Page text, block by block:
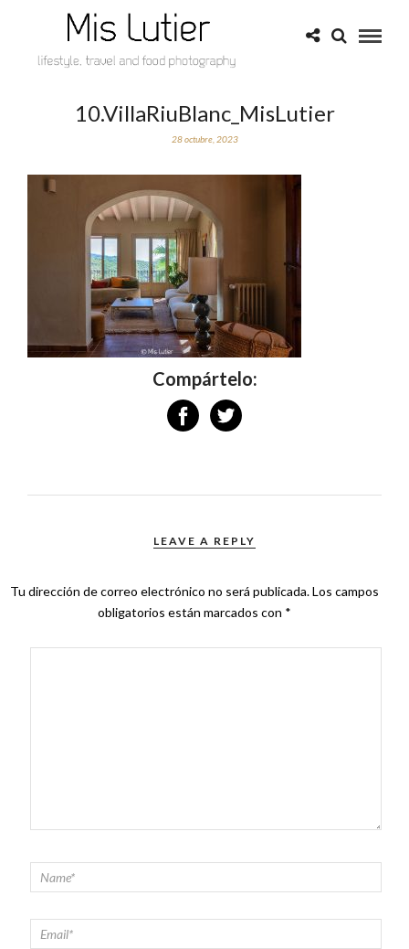
10.VillaRiuBlanc_MisLutier
28 octubre, 2023
Compártelo:
LEAVE A REPLY
Tu dirección de correo electrónico no será publicada.Los campos
obligatorios están marcados con *